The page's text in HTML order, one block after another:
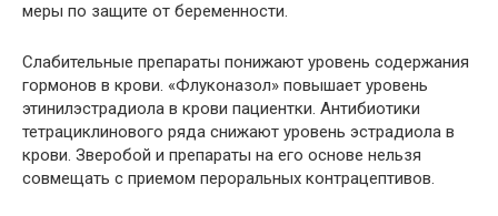
меры по защите от беременности.
Слабительные препараты понижают уровень содержания
гормонов в крови. «Флуконазол» повышает уровень
этинилэстрадиола в крови пациентки. Антибиотики
тетрациклинового ряда снижают уровень эстрадиола в
крови. Зверобой и препараты на его основе нельзя
совмещать с приемом пероральных контрацептивов.